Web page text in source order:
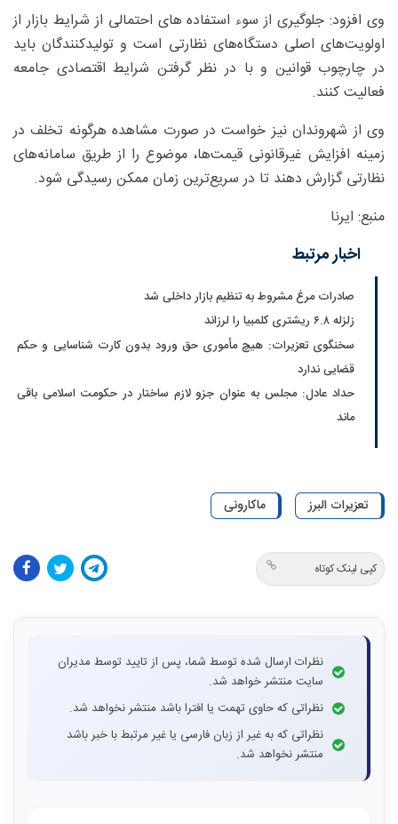
وی افزود: جلوگیری از سوء استفاده های احتمالی از شرایط بازار از
اولویت‌های اصلی دستگاه‌های نظارتی است و تولیدکنندگان باید
در چارچوب قوانین و با در نظر گرفتن شرایط اقتصادی جامعه
فعالیت کنند.
وی از شهروندان نیز خواست در صورت مشاهده هرگونه تخلف در
زمینه افزایش غیرقانونی قیمت‌ها، موضوع را از طریق سامانه‌های
نظارتی گزارش دهند تا در سریع‌ترین زمان ممکن رسیدگی شود.
منبع: ایرنا
اخبار مرتبط
صادرات مرغ مشروط به تنظیم بازار داخلی شد
زلزله ۶.۸ ریشتری کلمبیا را لرزاند
سخنگوی تعزیرات: هیچ مأموری حق ورود بدون کارت شناسایی و حکم
قضایی ندارد
حداد عادل: مجلس به عنوان جزو لازم ساختار در حکومت اسلامی باقی
ماند
تعزیرات البرز ماکارونی
کپی لینک کوتاه
نظرات ارسال شده توسط شما، پس از تایید توسط مدیران
سایت منتشر خواهد شد.
نظراتی که حاوی تهمت یا افترا باشد منتشر نخواهد شد.
نظراتی که به غیر از زبان فارسی یا غیر مرتبط با خبر باشد
منتشر نخواهد شد.